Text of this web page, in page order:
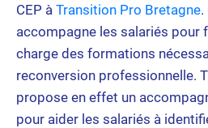
CEP à Transition Pro Bretagne.
accompagne les salariés pour
charge des formations
reconversion professionnelle.
propose en effet un
pour aider les salariés à